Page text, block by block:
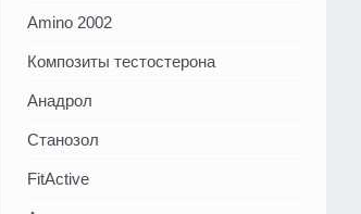
Amino 2002
Композиты тестостерона
Анадрол
Станозол
FitActive